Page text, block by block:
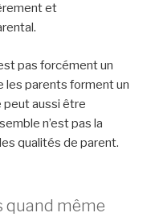
et
pas forcément un
les parents forment un
peut aussi être
n’est pas la
qualités de parent.
quand même